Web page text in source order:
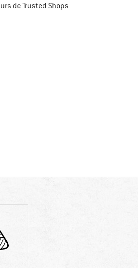
de Trusted ShopsTrouve toutes les